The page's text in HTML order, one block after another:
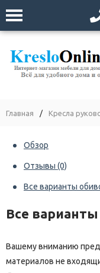
Главная / Кресла
Обзор
Отзывы (0)
Все варианты
Все
Вашему вниманию
материалов не